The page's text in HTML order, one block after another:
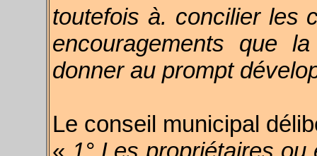
toutefois à. concilier les
encouragements que
donner au prompt
Le conseil municipal
« 1° Les propriétaires